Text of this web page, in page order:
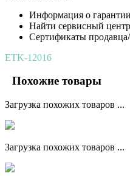
Информация о
Найти сервисный
Сертификаты
ETK-12016
Похожие товары
Загрузка похожих товаров ...
Загрузка похожих товаров ...